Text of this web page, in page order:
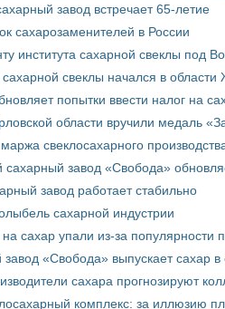
завод встречает 65-летие
сахарозаменителей в России
института сахарной свеклы под
свеклы начался в области
попытки ввести налог на
области вручили медаль
свеклосахарного
сахарный завод «Свобода»
завод работает стабильно
сахарной индустрии
сахар упали из-за популярности
завод «Свобода» выпускает сахар в
сахара прогнозируют
комплекс: за иллюзию